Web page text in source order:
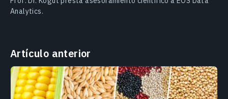
Analytics.
Artículo anterior